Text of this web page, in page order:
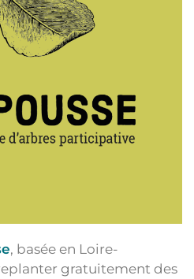
, basée en Loire-
gratuitement des